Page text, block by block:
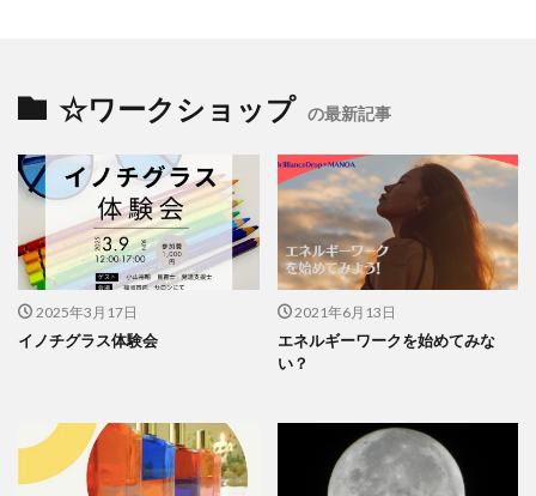
☆ワークショップ の最新記事
2025年3月17日
イノチグラス体験会
2021年6月13日
エネルギーワークを始めてみな
い？